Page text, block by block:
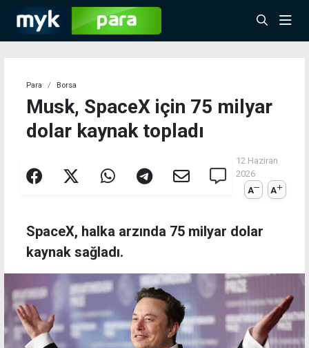
Para Borsa
Musk, SpaceX için 75 milyar
dolar kaynak topladı
12 Haziran
2026
A
A
SpaceX, halka arzında 75 milyar dolar
kaynak sağladı.